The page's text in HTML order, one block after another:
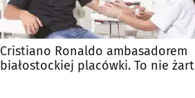
Cristiano Ronaldo ambasadorem
białostockiej placówki. To nie żart